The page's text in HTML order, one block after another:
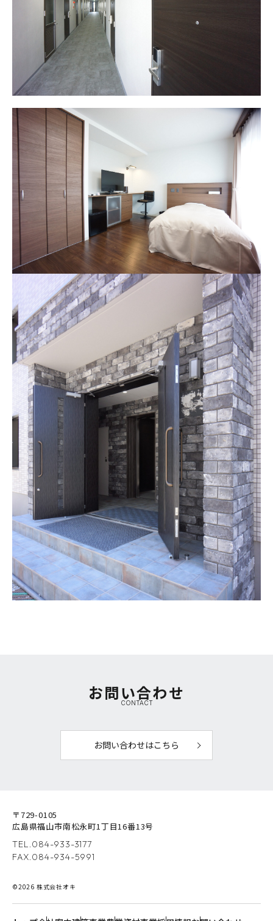
お問い合わせ
CONTACT
お問い合わせはこちら
〒729-0105
広島県福山市南松永町1丁目16番13号
TEL.084-933-3177
FAX.084-934-5991
©2026 株式会社オキ